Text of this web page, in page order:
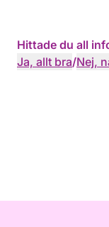
Hittade du all
Ja, allt bra/Nej,